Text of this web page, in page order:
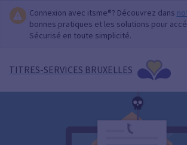
Connexion avec itsme®? Découvrez dans
bonnes pratiques et les solutions pour
Sécurisé en toute simplicité.
TITRES-SERVICES BRUXELLES